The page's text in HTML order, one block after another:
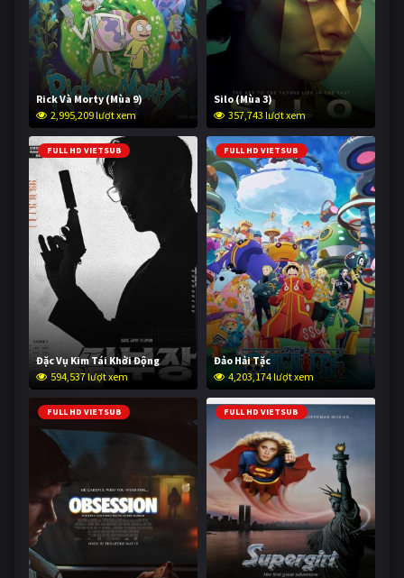
Rick Và Morty (Mùa 9)
2,995,209 lượt xem
Silo (Mùa 3)
357,743 lượt xem
FULL HD VIETSUB
Đặc Vụ Kim Tái Khởi Động
594,537 lượt xem
FULL HD VIETSUB
Đảo Hải Tặc
4,203,174 lượt xem
FULL HD VIETSUB FULL HD VIETSUB